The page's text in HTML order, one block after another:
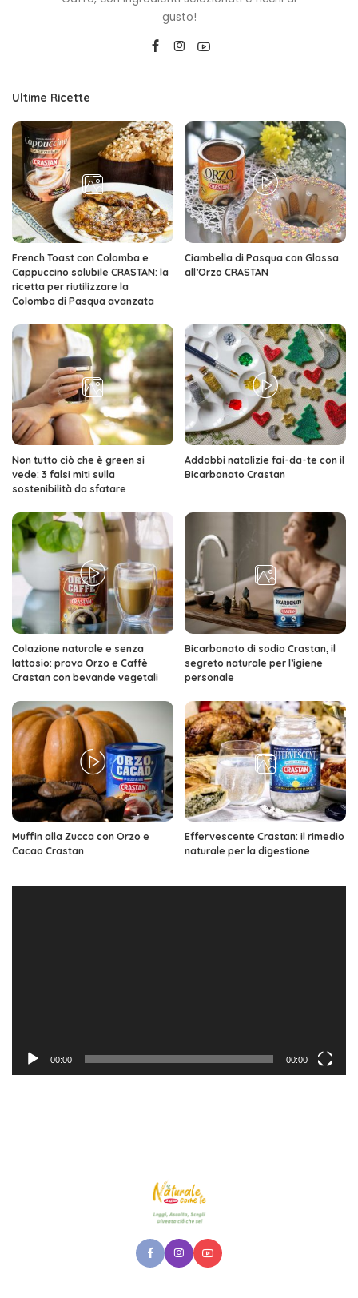
gusto!
Ultime Ricette
French Toast con Colomba e
Cappuccino solubile CRASTAN: la
ricetta per riutilizzare la
Colomba di Pasqua avanzata
Ciambella di Pasqua con Glassa
all’Orzo CRASTAN
Non tutto ciò che è green si
vede: 3 falsi miti sulla
sostenibilità da sfatare
Addobbi natalizie fai-da-te con il
Bicarbonato Crastan
Colazione naturale e senza
lattosio: prova Orzo e Caffè
Crastan con bevande vegetali
Bicarbonato di sodio Crastan, il
segreto naturale per l’igiene
personale
Muffin alla Zucca con Orzo e
Cacao Crastan
Effervescente Crastan: il rimedio
naturale per la digestione
00:00 00:00